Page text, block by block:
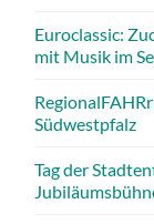
Euroclassic:
mit Musik im
Südwestpfalz
Tag der